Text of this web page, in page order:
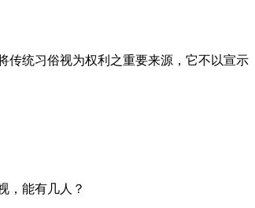
传统习俗视为权利之重要来源，它不以宣示
，能有几人？